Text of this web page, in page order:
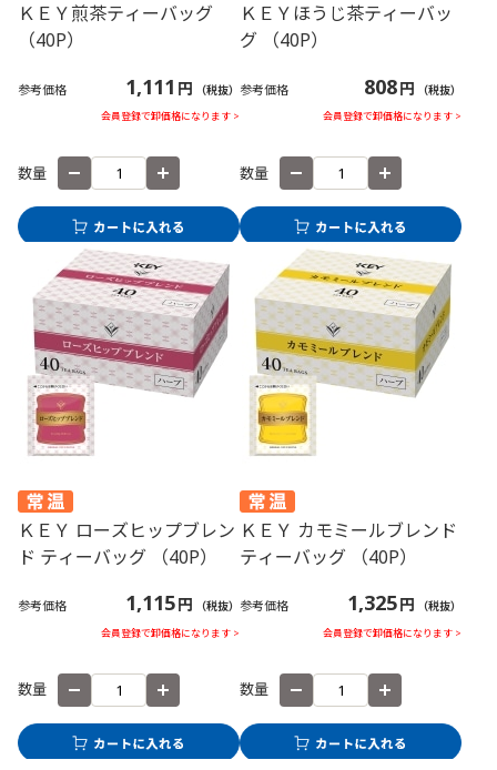
ＫＥＹ煎茶ティーバッグ
（40P）
参考価格 1,111 円 （税抜）
会員登録で卸価格になります >
数量
ＫＥＹほうじ茶ティーバッ
グ （40P）
参考価格 808円 （税抜）
会員登録で卸価格になります >
数量
ＫＥＹ ローズヒップブレン
ド ティーバッグ （40P）
参考価格 1,115円 （税抜）
会員登録で卸価格になります >
数量
ＫＥＹ カモミールブレンド
ティーバッグ （40P）
参考価格 1,325円 （税抜）
会員登録で卸価格になります >
数量